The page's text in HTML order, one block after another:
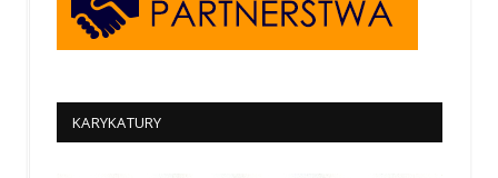
KARYKATURY